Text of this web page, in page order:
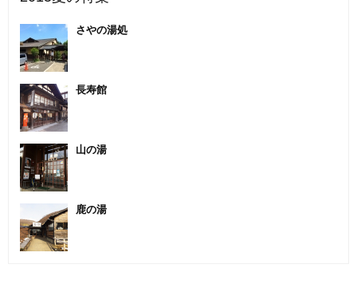
さやの湯処
長寿館
山の湯
鹿の湯